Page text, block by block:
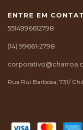
ENTRE EM
5514996612798
(14) 99661-2798
Rua Rui Barbosa, 731/